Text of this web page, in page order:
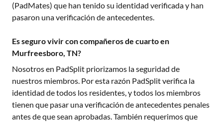
(PadMates) que han tenido su identidad verificada y han
pasaron una verificación de antecedentes.
Es seguro vivir con compañeros de cuarto en
Murfreesboro, TN?
Nosotros en PadSplit priorizamos la seguridad de
nuestros miembros. Por esta razón PadSplit verifica la
identidad de todos los residentes, y todos los miembros
tienen que pasar una verificación de antecedentes penales
antes de que sean aprobadas. También requerimos que